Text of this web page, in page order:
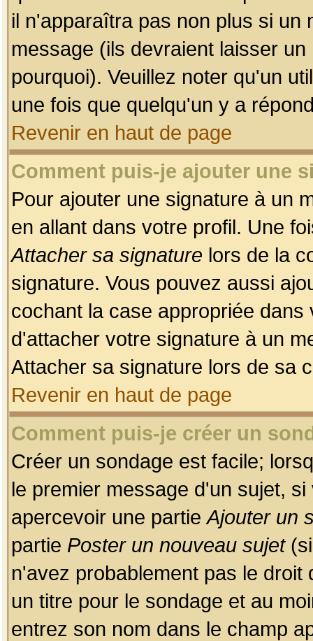
il n'apparaîtra pas non plus si un
message (ils devraient laisser
pourquoi). Veuillez noter qu'un
une fois que quelqu'un y a
Revenir en haut de page
Comment puis-je ajouter une
Pour ajouter une signature à un
en allant dans votre profil. Une
Attacher sa signature lors de la
signature. Vous pouvez aussi
cochant la case appropriée
d'attacher votre signature à un
Attacher sa signature lors de sa
Revenir en haut de page
Comment puis-je créer un
Créer un sondage est facile;
le premier message d'un sujet,
apercevoir une partieAjouter un
partie Poster un nouveau sujet(si
n'avez probablement pas le
un titre pour le sondage et au
entrez son nom dans le champ